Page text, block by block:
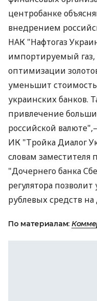
центробанке
внедрением
НАК "Нафтогаз
импортируемый
оптимизации
уменьшит
украинских банков.
привлечение
российской
ИК "Тройка Диалог
словам заместителя
"Дочернего банка
регулятора
рублевых средств
По материалам: